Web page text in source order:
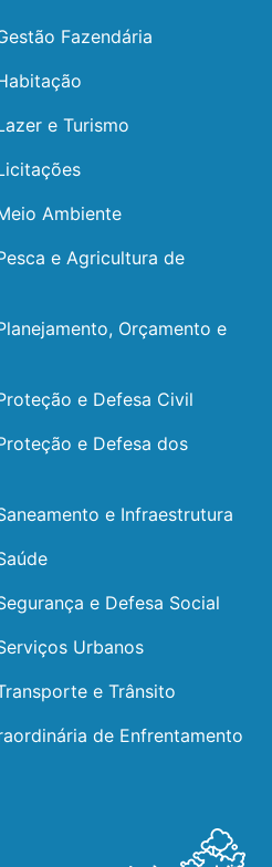
Fazendária
e Turismo
Ambiente
e Agricultura de
Orçamento e
e Defesa Civil
e Defesa dos
e Infraestrutura
e Defesa Social
Urbanos
e Trânsito
de Enfrentamento